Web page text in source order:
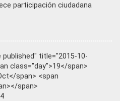
participación ciudadana
title="2015-10-
class="day">19</span>
span> <span
span>